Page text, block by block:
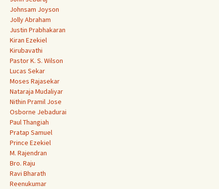
Johnsam Joyson
Jolly Abraham
Justin Prabhakaran
Kiran Ezekiel
Kirubavathi
Pastor K. S. Wilson
Lucas Sekar
Moses Rajasekar
Nataraja Mudaliyar
Nithin Pramil Jose
Osborne Jebadurai
Paul Thangiah
Pratap Samuel
Prince Ezekiel
M. Rajendran
Bro. Raju
Ravi Bharath
Reenukumar